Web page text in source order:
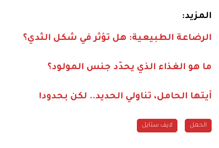
المزيد:
الرضاعة الطبيعية: هل تؤثر في شكل الثدي؟
ما هو الغذاء الذي يحدّد جنس المولود؟
أيتها الحامل، تناولي الحديد.. لكن بحدود!
الحمل لايف ستايل